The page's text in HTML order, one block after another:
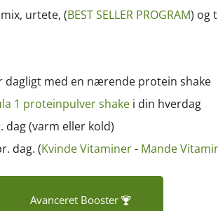
urtete, (BEST SELLER PROGRAM) og
med en nærende protein shake
1 proteinpulver shakei din hverdag
(varm eller kold)
dag. (Kvinde Vitaminer- Mande
Avanceret Booster